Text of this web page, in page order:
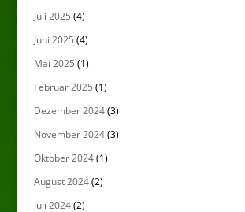
Juli 2025 (4)
Juni 2025 (4)
Mai 2025 (1)
Februar 2025 (1)
Dezember 2024(3)
November 2024(3)
Oktober 2024(1)
August 2024(2)
Juli 2024(2)